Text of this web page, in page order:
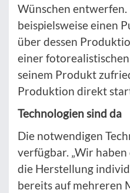
Wünschen
beispielsweise einen
über dessen
einer
seinem Produkt
Produktion direkt
Technologien sind da
Die notwendigen
verfügbar. „Wir
die Herstellung
bereits auf mehreren